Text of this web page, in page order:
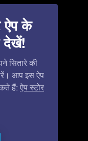
ऐप के
देखें!
सितारे की
आप इस ऐप
हैं: ऐप स्टोर